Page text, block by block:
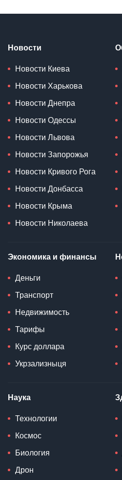
Новости
Новости Киева
Новости Харькова
Новости Днепра
Новости Одессы
Новости Львова
Новости Запорожья
Новости Кривого Рога
Новости Донбасса
Новости Крыма
Новости Николаева
Экономика и финансы
Деньги
Транспорт
Недвижимость
Тарифы
Курс доллара
Укрзализныця
Наука
Технологии
Космос
Биология
Дрон